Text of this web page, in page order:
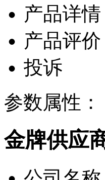
产品详情
产品评价
投诉
参数属性：
金牌供应